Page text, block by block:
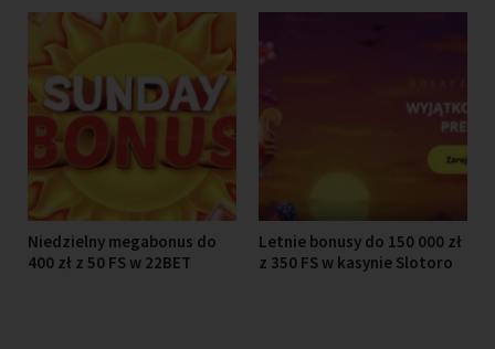
Niedzielny megabonus do
400 zł z 50 FS w 22BET
Letnie bonusy do 150 000 zł
z 350 FS w kasynie Slotoro